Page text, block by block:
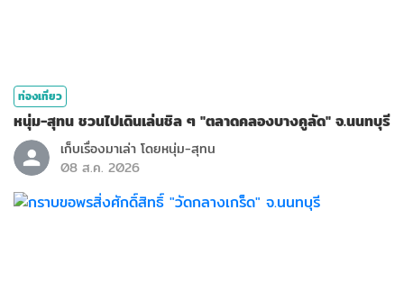
ท่องเที่ยว
หนุ่ม-สุทน ชวนไปเดินเล่นชิล ๆ "ตลาดคลองบางคูลัด" จ.นนทบุรี
เก็บเรื่องมาเล่า โดยหนุ่ม-สุทน
08 ส.ค. 2026